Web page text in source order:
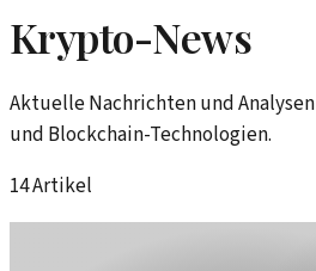
Krypto-News
Aktuelle Nachrichten und
und Blockchain-Technologien.
14Artikel